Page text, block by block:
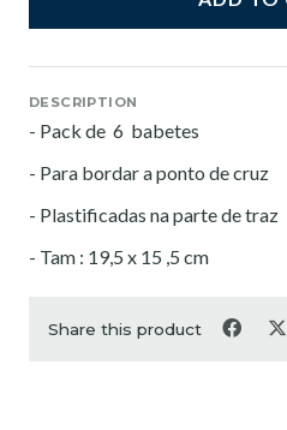
DESCRIPTION
- Pack de 6 babetes
- Para bordar a ponto de cruz
- Plastificadas na parte de traz
- Tam : 19,5 x 15 ,5 cm
Share this product